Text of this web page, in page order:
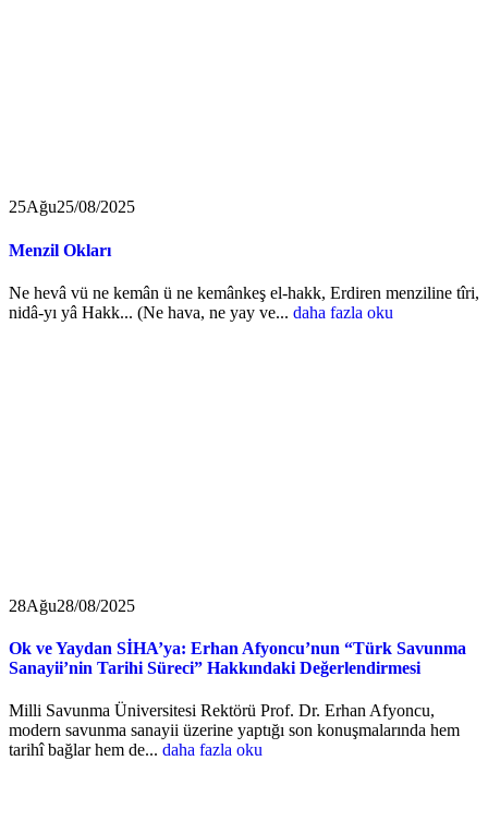
25Ağu25/08/2025
Menzil Okları
Ne hevâ vü ne kemân ü ne kemânkeş el-hakk, Erdiren menziline tîri,
nidâ-yı yâ Hakk... (Ne hava, ne yay ve... daha fazla oku
28Ağu28/08/2025
Ok ve Yaydan SİHA’ya: Erhan Afyoncu’nun “Türk Savunma
Sanayii’nin Tarihi Süreci” Hakkındaki Değerlendirmesi
Milli Savunma Üniversitesi Rektörü Prof. Dr. Erhan Afyoncu,
modern savunma sanayii üzerine yaptığı son konuşmalarında hem
tarihî bağlar hem de... daha fazla oku